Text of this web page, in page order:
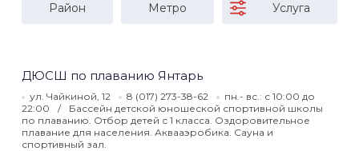
Район Метро Услуга
ДЮСШ по плаванию Янтарь
ул. Чайкиной, 12 8 (017) 273-38-62
пн.- вс.: с 10:00 до
22:00
Бассейн детской юношеской спортивной школы
по плаванию. Отбор детей с 1 класса. Оздоровительное
плавание для населения. Аквааэробика. Сауна и
спортивный зал.